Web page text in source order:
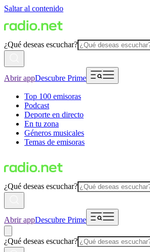
Saltar al contenido
¿Qué deseas escuchar?
Abrir appDescubre Prime
Top 100 emisoras
Podcast
Deporte en directo
En tu zona
Géneros musicales
Temas de emisoras
¿Qué deseas escuchar?
Abrir appDescubre Prime
¿Qué deseas escuchar?